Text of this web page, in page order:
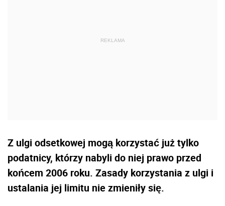
Z ulgi odsetkowej mogą korzystać już tylko
podatnicy, którzy nabyli do niej prawo przed
końcem 2006 roku. Zasady korzystania z ulgi i
ustalania jej limitu nie zmieniły się.